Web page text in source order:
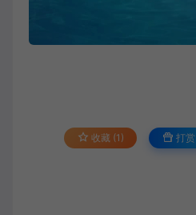
收藏 (1) 打赏